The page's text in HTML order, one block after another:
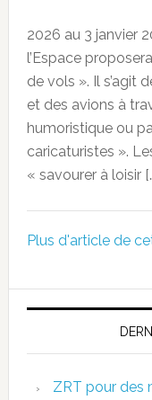
2026 au 3 janvier
l’Espace
de vols ». Il s’agit
et des avions à
humoristique ou
caricaturistes ».
« savourer à loisir
Plus d'article de
ZRT pour des